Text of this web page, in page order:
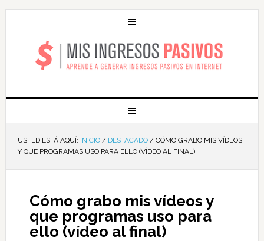
MIS INGRESOS
PASIVOS
USTED ESTÁ AQUÍ: INICIO / DESTACADO /CÓMO GRABO MIS VÍDEOS
Y QUE PROGRAMAS USO PARA ELLO (VÍDEO AL FINAL)
Cómo grabo mis vídeos y
que programas uso para
ello (vídeo al final)